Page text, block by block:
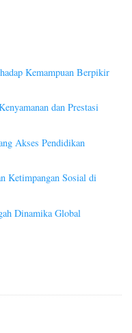
Kemampuan Berpikir
dan Prestasi
Akses Pendidikan
Ketimpangan Sosial di
Dinamika Global